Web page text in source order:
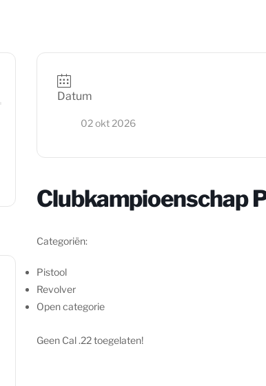
Datum
02 okt 2026
Clubkampioenschap
Categoriën:
Pistool
Revolver
Open categorie
Geen Cal .22 toegelaten!